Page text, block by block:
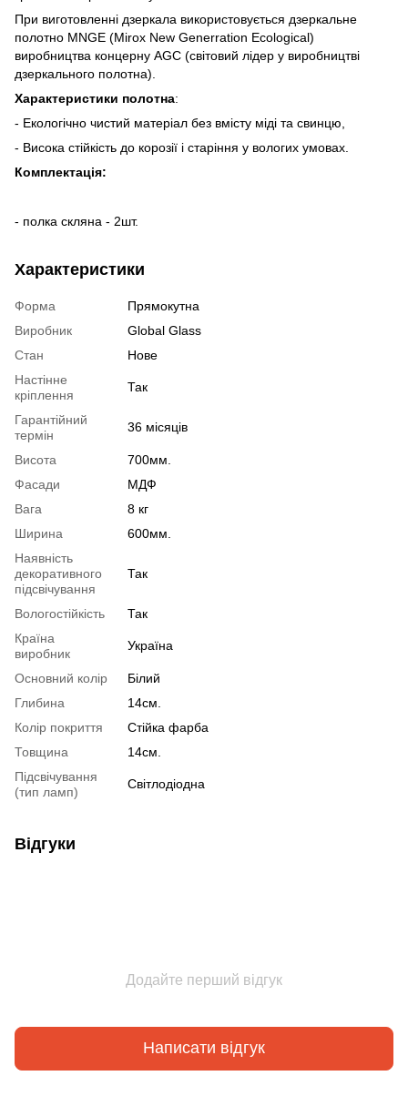
При виготовленні дзеркала використовується дзеркальне
полотно MNGE (Mirox New Generration Ecological)
виробництва концерну AGС (світовий лідер у виробництві
дзеркального полотна).
Характеристики полотна:
- Екологічно чистий матеріал без вмісту міді та свинцю,
- Висока стійкість до корозії і старіння у вологих умовах.
Комплектація:
- полка скляна - 2шт.
Характеристики
Форма
Прямокутна
Виробник
Global Glass
Стан
Нове
Настінне
кріплення
Так
Гарантійний
термін
36 місяців
Висота
700мм.
Фасади
МДФ
Вага
8 кг
Ширина
600мм.
Наявність
декоративного
підсвічування
Так
Вологостійкість
Так
Країна
виробник
Україна
Основний колір
Білий
Глибина
14см.
Колір покриття
Стійка фарба
Товщина
14см.
Підсвічування
(тип ламп)
Світлодіодна
Відгуки
Додайте перший відгук
Написати відгук